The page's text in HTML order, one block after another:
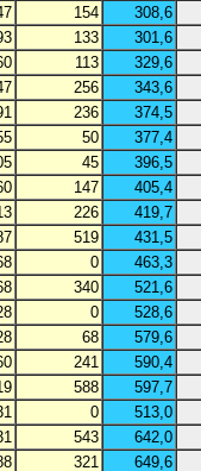
154
308,6
133
301,6
113
329,6
256
343,6
236
374,5
50
377,4
45
396,5
147
405,4
226
419,7
519
431,5
0
463,3
340
521,6
0
528,6
68
579,6
241
590,4
588
597,7
0
513,0
543
642,0
321
649,6